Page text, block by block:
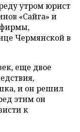
утром юрист
«Сайга» и
Чермянской в
еще двое
и он решил
этим он
к